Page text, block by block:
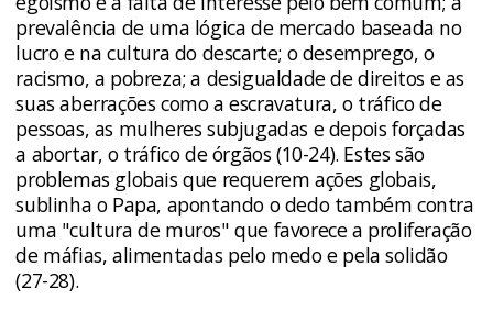
prevalência de uma lógica de mercado baseada no
lucro e na cultura do descarte; o desemprego, o
racismo, a pobreza; a desigualdade de direitos e as
suas aberrações como a escravatura, o tráfico de
pessoas, as mulheres subjugadas e depois forçadas
a abortar, o tráfico de órgãos (10-24). Estes são
problemas globais que requerem ações globais,
sublinha o Papa, apontando o dedo também contra
uma "cultura de muros" que favorece a proliferação
de máfias, alimentadas pelo medo e pela solidão
(27-28).